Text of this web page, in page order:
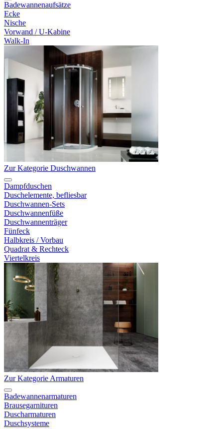
Badewannenaufsätze
Ecke
Nische
Vorwand / U-Kabine
Walk-In
Zur Kategorie Duschwannen
Dampfduschen
Duschelemente, befliesbar
Duschwannen-Sets
Duschwannenfüße
Duschwannenträger
Fünfeck
Halbkreis / Vorbau
Quadrat & Rechteck
Viertelkreis
Zur Kategorie Armaturen
Badewannenarmaturen
Brausegarnituren
Duscharmaturen
Duschsysteme